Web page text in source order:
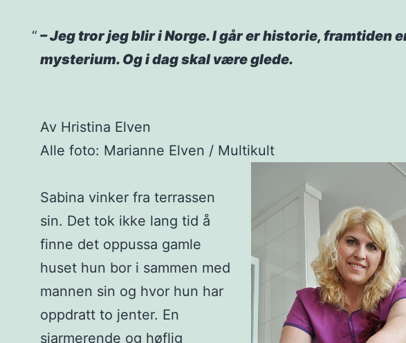
– Jeg tror jeg blir i Norge. I går er historie, framtiden
mysterium. Og i dag skal være glede.
Av Hristina Elven
Alle foto: Marianne Elven / Multikult
Sabina vinker fra terrassen
sin. Det tok ikke lang tid å
finne det oppussa gamle
huset hun bor i sammen med
mannen sin og hvor hun har
oppdratt to jenter. En
sjarmerende og høflig